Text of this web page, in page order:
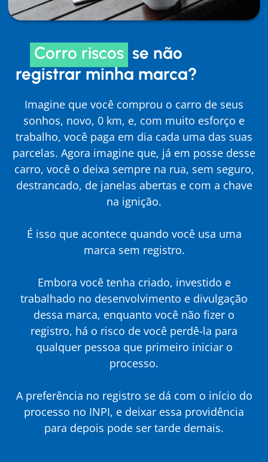
Corro riscos se não
registrar minha marca?
Imagine que você comprou o carro de seus
sonhos, novo, 0 km, e, com muito esforço e
trabalho, você paga em dia cada uma das suas
parcelas. Agora imagine que, já em posse desse
carro, você o deixa sempre na rua, sem seguro,
destrancado, de janelas abertas e com a chave
na ignição.
É isso que acontece quando você usa uma
marca sem registro.
Embora você tenha criado, investido e
trabalhado no desenvolvimento e divulgação
dessa marca, enquanto você não fizer o
registro, há o risco de você perdê-la para
qualquer pessoa que primeiro iniciar o
processo.
A preferência no registro se dá com o início do
processo no INPI, e deixar essa providência
para depois pode ser tarde demais.